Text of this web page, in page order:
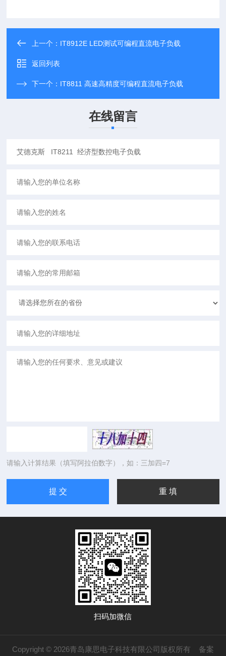
上一个： IT8912E LED测试可编程直流电子负载
返回列表
下一个： IT8811 高速高精度可编程直流电子负载
在线留言
请输入计算结果（填写阿拉伯数字），如：三加四=7
扫码加微信
Copyright © 2026青岛康思电子科技有限公司版权所有 备案